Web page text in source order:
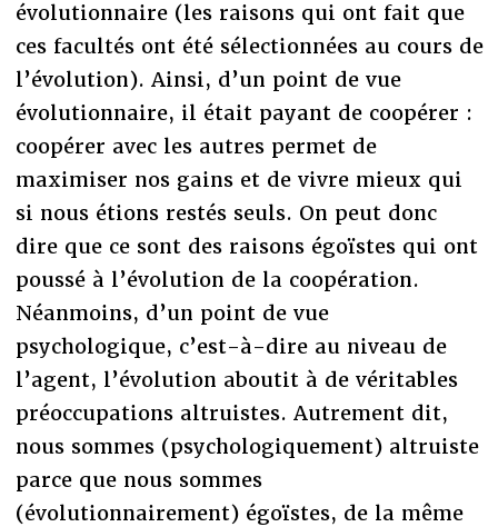
évolutionnaire (les raisons qui ont fait que
ces facultés ont été sélectionnées au cours de
l’évolution). Ainsi, d’un point de vue
évolutionnaire, il était payant de coopérer :
coopérer avec les autres permet de
maximiser nos gains et de vivre mieux qui
si nous étions restés seuls. On peut donc
dire que ce sont des raisons égoïstes qui ont
poussé à l’évolution de la coopération.
Néanmoins, d’un point de vue
psychologique, c’est-à-dire au niveau de
l’agent, l’évolution aboutit à de véritables
préoccupations altruistes. Autrement dit,
nous sommes (psychologiquement) altruiste
parce que nous sommes
(évolutionnairement) égoïstes, de la même